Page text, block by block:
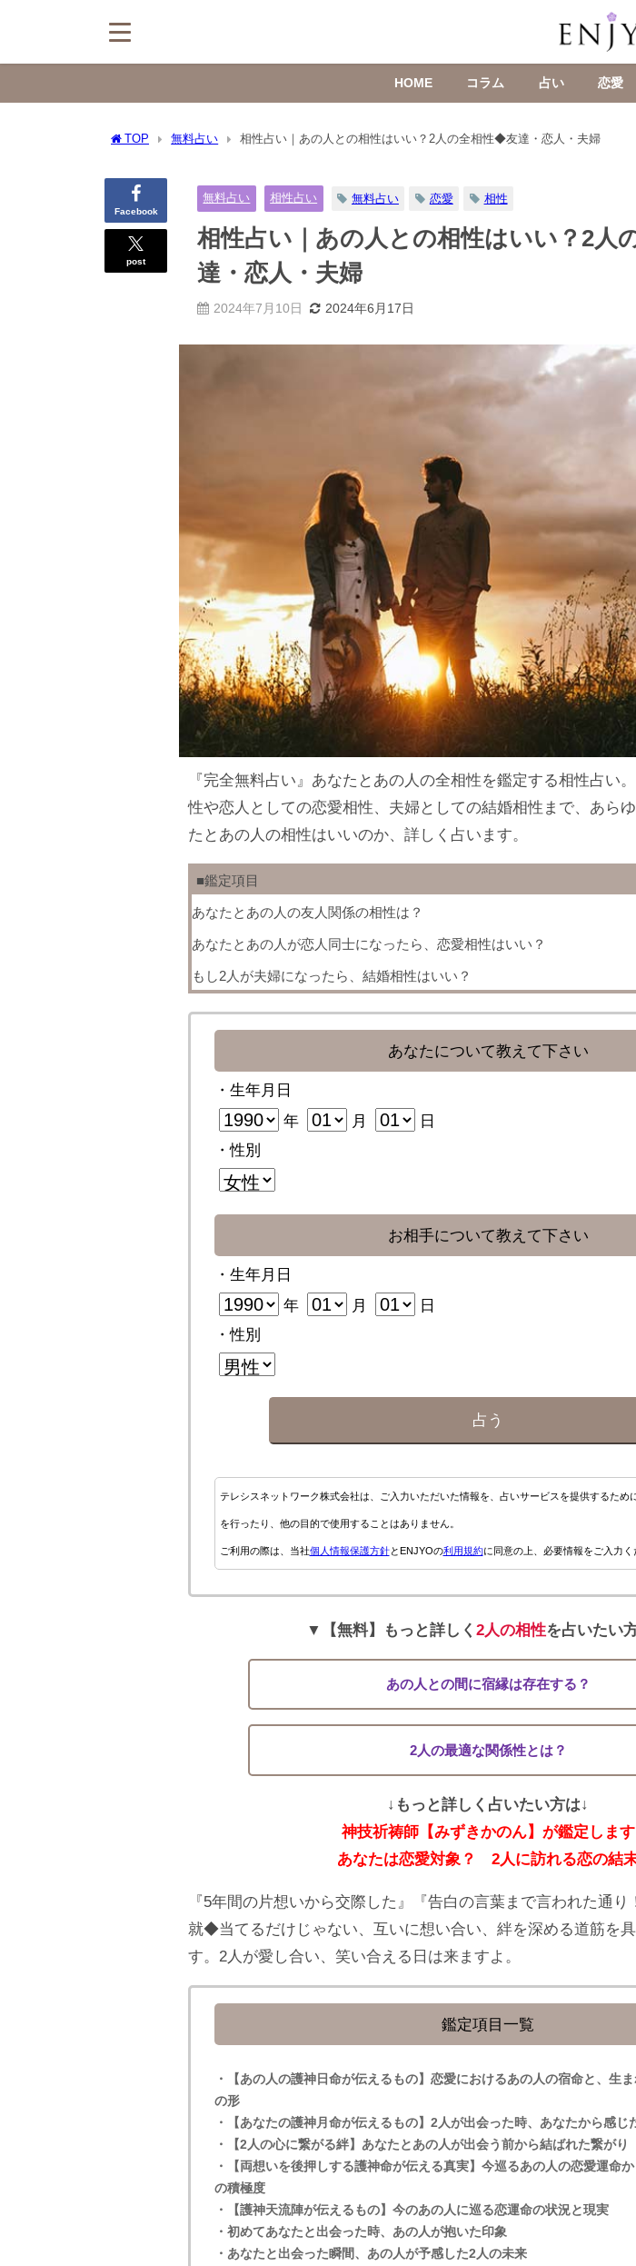
HOME コラム 占い 恋愛
TOP 無料占い 相性占い｜あの人との相性はいい？2人の全相性◆友達・恋人・夫婦
Facebook
post
無料占い 相性占い 無料占い 恋愛 相性
相性占い｜あの人との相性はいい？2人
達・恋人・夫婦
2024年7月10日 2024年6月17日
『完全無料占い』あなたとあの人の全相性を鑑定する相性占い
性や恋人としての恋愛相性、夫婦としての結婚相性まで、あら
たとあの人の相性はいいのか、詳しく占います。
■鑑定項目
あなたとあの人の友人関係の相性は？
あなたとあの人が恋人同士になったら、恋愛相性はいい？
もし2人が夫婦になったら、結婚相性はいい？
あなたについて教えて下さい
・生年月日
年 月
日
・性別
お相手について教えて下さい
・生年月日
年 月
日
・性別
占う
テレシスネットワーク株式会社は、ご入力いただいた情報を、占いサービスを提供するため
を行ったり、他の目的で使用することはありません。
ご利用の際は、当社個人情報保護方針とENJYOの利用規約に同意の上、必要情報をご入力く
▼【無料】もっと詳しく2人の相性を占いたい
あの人との間に宿縁は存在する？
2人の最適な関係性とは？
↓もっと詳しく占いたい方は↓
神技祈祷師【みずきかのん】が鑑定します
あなたは恋愛対象？ 2人に訪れる恋の結
『5年間の片想いから交際した』『告白の言葉まで言われた通
就◆当てるだけじゃない、互いに想い合い、絆を深める道筋を
す。2人が愛し合い、笑い合える日は来ますよ。
鑑定項目一覧
・【あの人の護神日命が伝えるもの】恋愛におけるあの人の宿命と、生
の形
・【あなたの護神月命が伝えるもの】2人が出会った時、あなたから感じ
・【2人の心に繋がる絆】あなたとあの人が出会う前から結ばれた繋がり
・【両想いを後押しする護神命が伝える真実】今巡るあの人の恋愛運命
の積極度
・【護神天流陣が伝えるもの】今のあの人に巡る恋運命の状況と現実
・初めてあなたと出会った時、あの人が抱いた印象
・あなたと出会った瞬間、あの人が予感した2人の未来